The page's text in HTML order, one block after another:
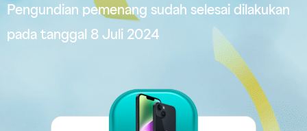
Pengundian pemenang sudah selesai dilakukan
pada tanggal 8 Juli 2024